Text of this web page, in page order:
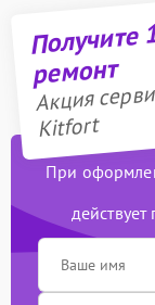
ремонт
Акция
Kitfort
При